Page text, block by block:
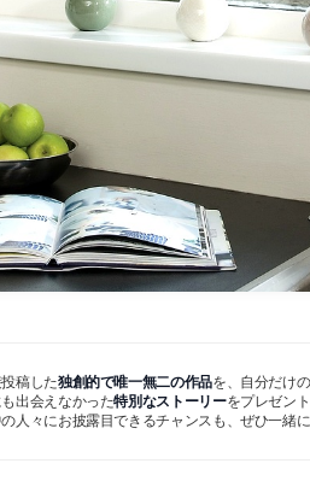
稿した独創的で唯一無二の作品を、自分だけ
出会えなかった特別なストーリーをプレゼン
人々にお披露目できるチャンスも、ぜひ一緒